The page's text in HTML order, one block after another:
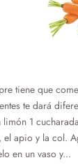
tiene que
te dará
1
el apio y la col.
en un vaso y...